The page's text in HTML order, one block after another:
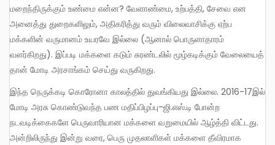
மறைந்திருக்கும் உண்மை என்ன? வேளாண்மை, உற்பத்தி, சேவை என
அனைத்து துறைகளிலும், அதிகரித்து வரும் விலைவாசிக்கு ஏற்ப
மக்களின் வருமானம் உயரவே இல்லை (ஆனால் பொருளாதாரம்
வளர்கிறது). இப்படி மக்களை கடும் சுரண்டலில் மூழ்கடிக்கும் வேலையைத்
தான் மோடி அரசாங்கம் செய்து வருகிறது.
இந்த நெருக்கடி கொரோனா காலத்தில் துவங்கியது இல்லை. 2016-17இல்
மோடி அரசு கொண்டுவந்த பண மதிப்பிழப்பு-ஜி.எஸ்.டி போன்ற
நடவடிக்கைகளே பெருவாரியான மக்களை வறுமையில் ஆழ்த்தி விட்டது.
அன்றிலிருந்து இன்று வரை, பெரு முதலாளிகள் மக்களை தீவிரமாக